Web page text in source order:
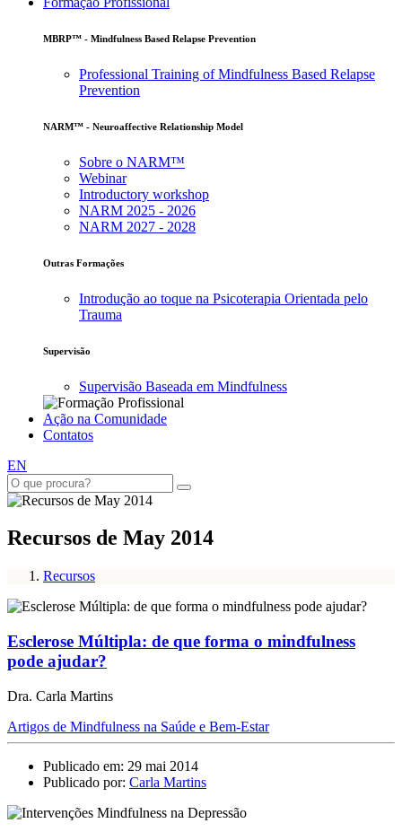
MBRP™ - Mindfulness Based Relapse Prevention
Professional Training of Mindfulness Based Relapse
Prevention
NARM™ - Neuroaffective Relationship Model
Sobre o NARM™
Webinar
Introductory workshop
NARM 2025 - 2026
NARM 2027 - 2028
Outras Formações
Introdução ao toque na Psicoterapia Orientada pelo
Trauma
Supervisão
Supervisão Baseada em Mindfulness
Ação na Comunidade
Contatos
EN
Recursos de May 2014
Recursos
Esclerose Múltipla: de que forma o mindfulness
pode ajudar?
Dra. Carla Martins
Artigos de Mindfulness na Saúde e Bem-Estar
Publicado em: 29 mai 2014
Publicado por: Carla Martins